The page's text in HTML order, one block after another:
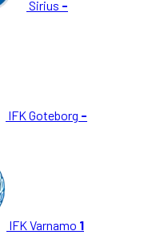
Sirius -
IFK Goteborg -
IFK Varnamo 1